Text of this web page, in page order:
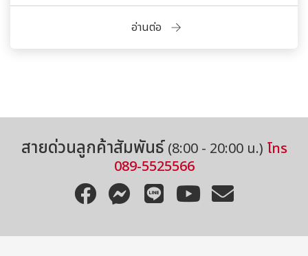
อ่านต่อ
สายด่วนลูกค้าสัมพันธ์ (8:00 - 20:00 น.) โทร
089-5525566